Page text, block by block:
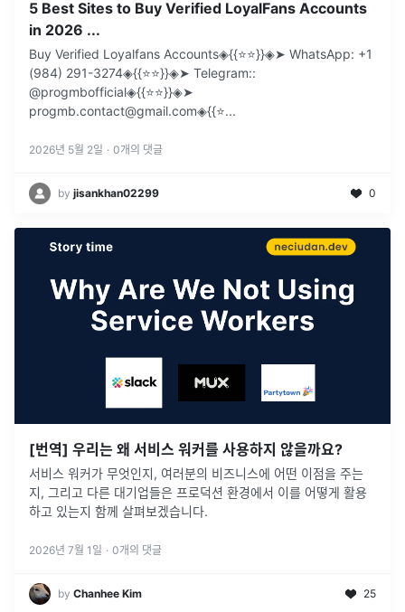
5 Best Sites to Buy Verified LoyalFans Accounts
in 2026 ...
Buy Verified Loyalfans Accounts◈{{⭐️⭐️}}◈➤ WhatsApp: +1
(984) 291-3274◈{{⭐️⭐️}}◈➤ Telegram::
@progmbofficial◈{{⭐️⭐️}}◈➤
progmb.contact@gmail.com◈{{⭐️...
2026년 5월 2일 · 0개의 댓글
by jisankhan02299 0
[번역] 우리는 왜 서비스 워커를 사용하지 않을까요?
서비스 워커가 무엇인지, 여러분의 비즈니스에 어떤 이점을 주는
지, 그리고 다른 대기업들은 프로덕션 환경에서 이를 어떻게 활용
하고 있는지 함께 살펴보겠습니다.
2026년 7월 1일 · 0개의 댓글
by Chanhee Kim 25